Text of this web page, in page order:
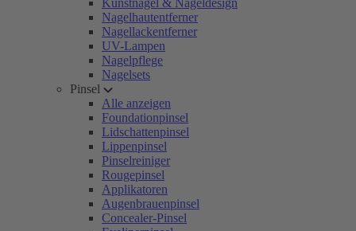
Kunstnägel & Nageldesign
Nagelhautentferner
Nagellackentferner
UV-Lampen
Nagelpflege
Nagelsets
Pinsel
Alle anzeigen
Foundationpinsel
Lidschattenpinsel
Lippenpinsel
Pinselreiniger
Rougepinsel
Applikatoren
Augenbrauenpinsel
Concealer-Pinsel